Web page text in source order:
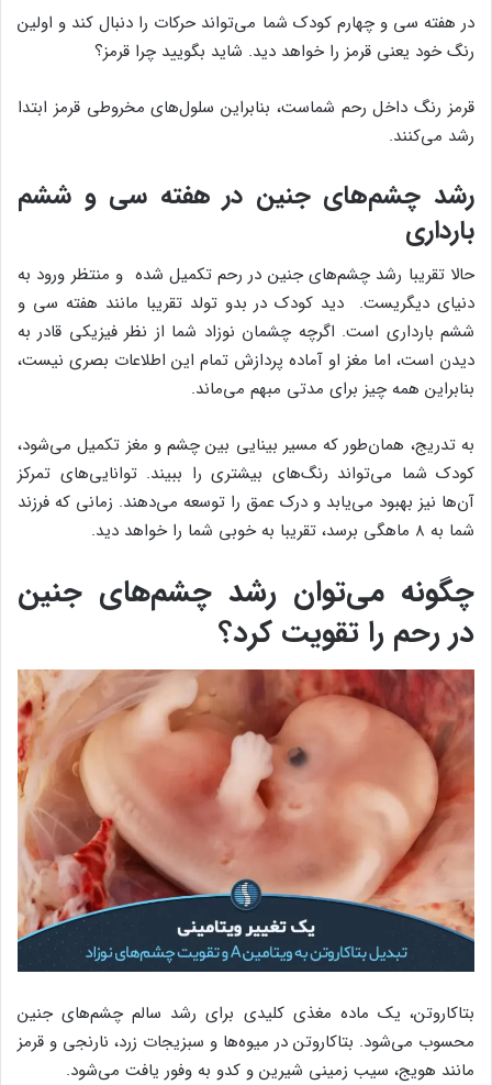
در هفته سی و چهارم کودک شما می‌تواند حرکات را دنبال کند و اولین
رنگ خود یعنی قرمز را خواهد دید. شاید بگویید چرا قرمز؟
قرمز رنگ داخل رحم شماست، بنابراین سلول‌های مخروطی قرمز ابتدا
رشد ‌می‌کنند.
رشد چشم‌های جنین در هفته سی و ششم
بارداری
حالا تقریبا رشد چشم‌های جنین در رحم تکمیل شده ‌ و منتظر ورود به
دنیای دیگریست. دید کودک در بدو تولد تقریبا مانند هفته سی و
ششم بارداری است. اگرچه چشمان نوزاد شما از نظر فیزیکی قادر به
دیدن است، اما مغز او آماده پردازش تمام این اطلاعات بصری نیست،
بنابراین همه چیز برای مدتی مبهم می‌ماند.
به تدریج، همان‌طور که مسیر بینایی بین چشم و مغز تکمیل ‌می‌شود،
کودک شما ‌می‌تواند رنگ‌های بیشتری را ببیند. توانایی‌های تمرکز
آن‌ها نیز بهبود ‌‌می‌یابد و درک عمق را توسعه ‌می‌دهند. زمانی که فرزند
شما به ۸ ماهگی برسد، تقریبا به خوبی شما را خواهد دید.
چگونه می‌توان رشد چشم‌های جنین
در رحم را تقویت کرد؟
بتاکاروتن، یک ماده مغذی کلیدی برای رشد سالم چشم‌های جنین
محسوب ‌می‌شود. بتاکاروتن در میوه‌ها و سبزیجات زرد، نارنجی و قرمز
مانند هویج، سیب زمینی شیرین و کدو به وفور یافت ‌می‌شود.